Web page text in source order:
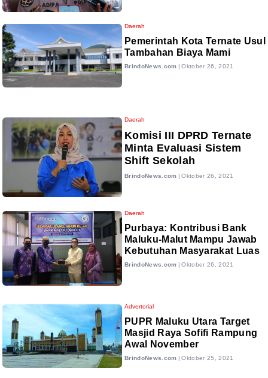
Daerah
Pemerintah Kota Ternate Usul
Tambahan Biaya Mami
BrindoNews.com | Oktober 26, 2021
Daerah
Komisi III DPRD Ternate
Minta Evaluasi Sistem
Shift Sekolah
BrindoNews.com | Oktober 26, 2021
Daerah
Purbaya: Kontribusi Bank
Maluku-Malut Mampu Jawab
Kebutuhan Masyarakat Luas
BrindoNews.com | Oktober 26, 2021
Advertorial
PUPR Maluku Utara Target
Masjid Raya Sofifi Rampung
Awal November
BrindoNews.com | Oktober 25, 2021